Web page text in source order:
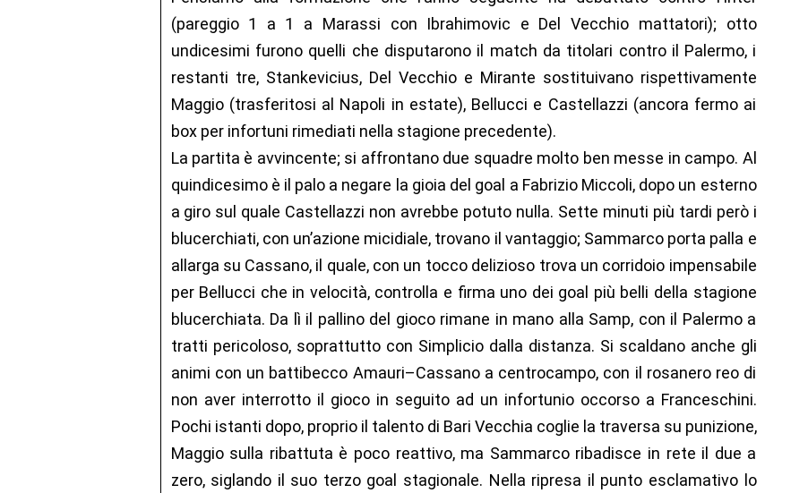
(pareggio 1 a 1 a Marassi con Ibrahimovic e Del Vecchio mattatori); otto
undicesimi furono quelli che disputarono il match da titolari contro il Palermo, i
restanti tre, Stankevicius, Del Vecchio e Mirante sostituivano rispettivamente
Maggio (trasferitosi al Napoli in estate), Bellucci e Castellazzi (ancora fermo ai
box per infortuni rimediati nella stagione precedente).
La partita è avvincente; si affrontano due squadre molto ben messe in campo. Al
quindicesimo è il palo a negare la gioia del goal a Fabrizio Miccoli, dopo un esterno
a giro sul quale Castellazzi non avrebbe potuto nulla. Sette minuti più tardi però i
blucerchiati, con un’azione micidiale, trovano il vantaggio; Sammarco porta palla e
allarga su Cassano, il quale, con un tocco delizioso trova un corridoio impensabile
per Bellucci che in velocità, controlla e firma uno dei goal più belli della stagione
blucerchiata. Da lì il pallino del gioco rimane in mano alla Samp, con il Palermo a
tratti pericoloso, soprattutto con Simplicio dalla distanza. Si scaldano anche gli
animi con un battibecco Amauri–Cassano a centrocampo, con il rosanero reo di
non aver interrotto il gioco in seguito ad un infortunio occorso a Franceschini.
Pochi istanti dopo, proprio il talento di Bari Vecchia coglie la traversa su punizione,
Maggio sulla ribattuta è poco reattivo, ma Sammarco ribadisce in rete il due a
zero, siglando il suo terzo goal stagionale. Nella ripresa il punto esclamativo lo